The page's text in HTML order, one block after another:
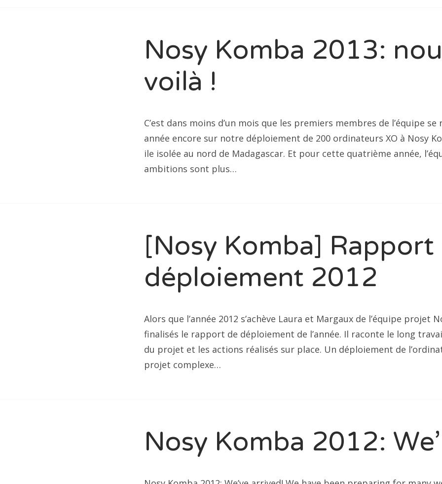
Nosy Komba 2013:
voilà !
C’est dans moins d’un mois que les premiers membres de l’équipe
année encore sur notre déploiement de 200 ordinateurs XO à Nosy
ile isolée au nord de Madagascar. Et pour cette quatrième année,
ambitions sont plus…
[Nosy Komba] Rapport
déploiement 2012
Alors que l’année 2012 s’achève Laura et Margaux de l’équipe projet
finalisés le rapport de déploiement de l’année. Il raconte le long
du projet et les actions réalisés sur place. Un déploiement de
projet complexe…
Nosy Komba 2012: